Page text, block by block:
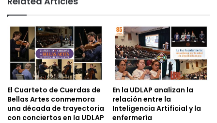
El Cuarteto de Cuerdas de
Bellas Artes conmemora
una década de trayectoria
con conciertos en la UDLAP
En la UDLAP analizan la
relación entre la
Inteligencia Artificial y la
enfermería